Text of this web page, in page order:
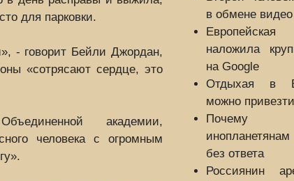
для парковки.
- говорит Бейли Джордан,
«сотрясают сердце, это
академии,
человека с огромным
в обмене видео
наложила
на Google
Отдыхая в
можно
Почему
без ответа
Россиянин